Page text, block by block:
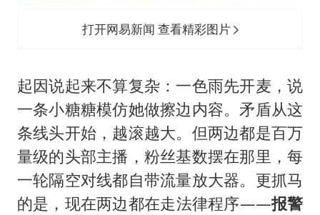
打开网易新闻 查看精彩图片
起因说起来不算复杂：一色雨先开麦，说
一条小糖糖模仿她做擦边内容。矛盾从这
条线头开始，越滚越大。但两边都是百万
量级的头部主播，粉丝基数摆在那里，每
一轮隔空对线都自带流量放大器。更抓马
的是，现在两边都在走法律程序——报警